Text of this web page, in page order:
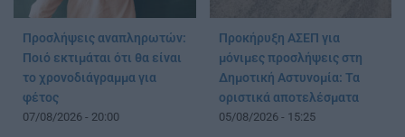
Προσλήψεις αναπληρωτών:
Ποιό εκτιμάται ότι θα είναι
το χρονοδιάγραμμα για
φέτος
07/08/2026 - 20:00
Προκήρυξη ΑΣΕΠ για
μόνιμες προσλήψεις στη
Δημοτική Αστυνομία: Τα
οριστικά αποτελέσματα
05/08/2026 - 15:25